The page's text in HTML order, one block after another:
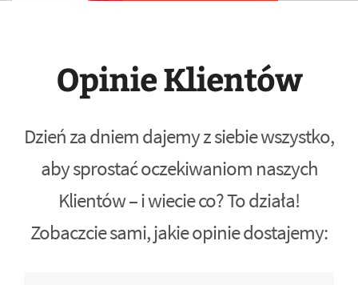
Opinie Klientów
Dzień za dniem dajemy z siebie wszystko,
aby sprostać oczekiwaniom naszych
Klientów – i wiecie co? To działa!
Zobaczcie sami, jakie opinie dostajemy: